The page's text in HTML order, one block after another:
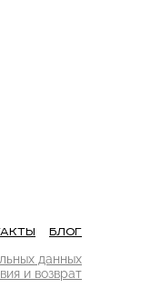
БЛОГ
данных
и возврат